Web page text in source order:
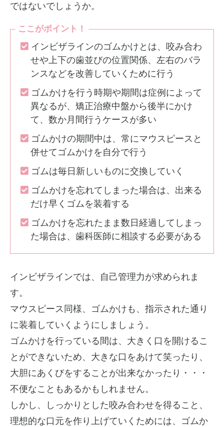
ではないでしょうか。
ここがポイント！
インビザラインのゴムかけとは、咬み合わ
せや上下の歯並びの位置関係、左右のバラ
ンスなどを改善していくために行う
ゴムかけを行う時期や期間は症例によって
異なるが、矯正治療中盤から後半にかけ
て、数か月間行うケースが多い
ゴムかけの期間中は、常にマウスピースと
併せてゴムかけを自分で行う
ゴムは毎日新しいものに交換していく
ゴムかけを忘れてしまった場合は、出来る
だけ早くゴムを装着する
ゴムかけを忘れたまま数日経過してしまっ
た場合は、歯科医師に相談する必要がある
インビザラインでは、自己管理力が求められま
す。
マウスピース同様、ゴムかけも、指示された通り
に装着していくようにしましょう。
ゴムかけを行っている間は、大きく口を開けるこ
とができないため、大きな口をあけて笑ったり、
大胆にあくびをすることが出来なかったり・・・
不便なこともあるかもしれません。
しかし、しっかりとした咬み合わせを得ること、
理想的な口元を作り上げていくためには、ゴムか